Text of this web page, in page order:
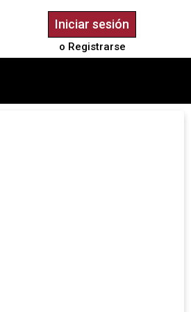
Iniciar sesión
o Registrarse